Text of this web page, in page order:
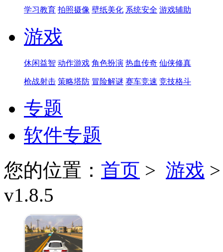
学习教育 拍照摄像 壁纸美化 系统安全 游戏辅助
游戏
休闲益智 动作游戏 角色扮演 热血传奇 仙侠修真
枪战射击 策略塔防 冒险解谜 赛车竞速 竞技格斗
专题
软件专题
您的位置： 首页 > 游戏
v1.8.5